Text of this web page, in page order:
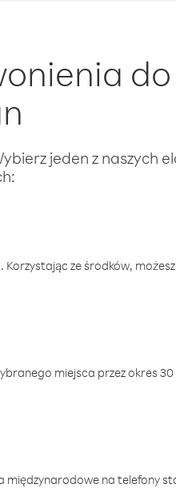
jeden z naszych
ze środków,
miejsca przez okres
międzynarodowe na telefony